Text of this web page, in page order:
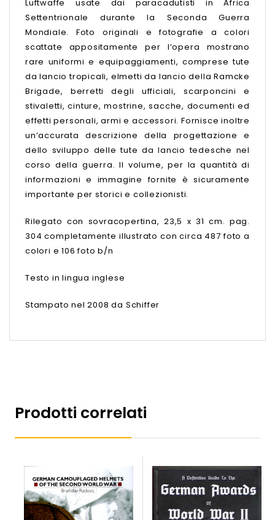
Luftwaffe usate dai paracadutisti in Africa
Settentrionale durante la Seconda Guerra
Mondiale. Foto originali e fotografie a colori
scattate appositamente per l’opera mostrano
rare uniformi e equipaggiamenti, comprese tute
da lancio tropicali, elmetti da lancio della Ramcke
Brigade, berretti degli ufficiali, scarponcini e
stivaletti, cinture, mostrine, sacche, documenti ed
effetti personali, armi e accessori. Fornisce inoltre
un’accurata descrizione della progettazione e
dello sviluppo delle tute da lancio tedesche nel
corso della guerra. Il volume, per la quantità di
informazioni e immagine fornite è sicuramente
importante per storici e collezionisti.
Rilegato con sovracopertina, 23,5 x 31 cm. pag.
304 completamente illustrato con circa 487 foto a
colori e 106 foto b/n
Testo in lingua inglese
Stampato nel 2008 da Schiffer
Prodotti correlati